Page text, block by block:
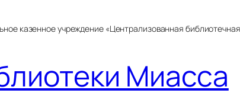
казенное учреждение «Централизованная
Миасса